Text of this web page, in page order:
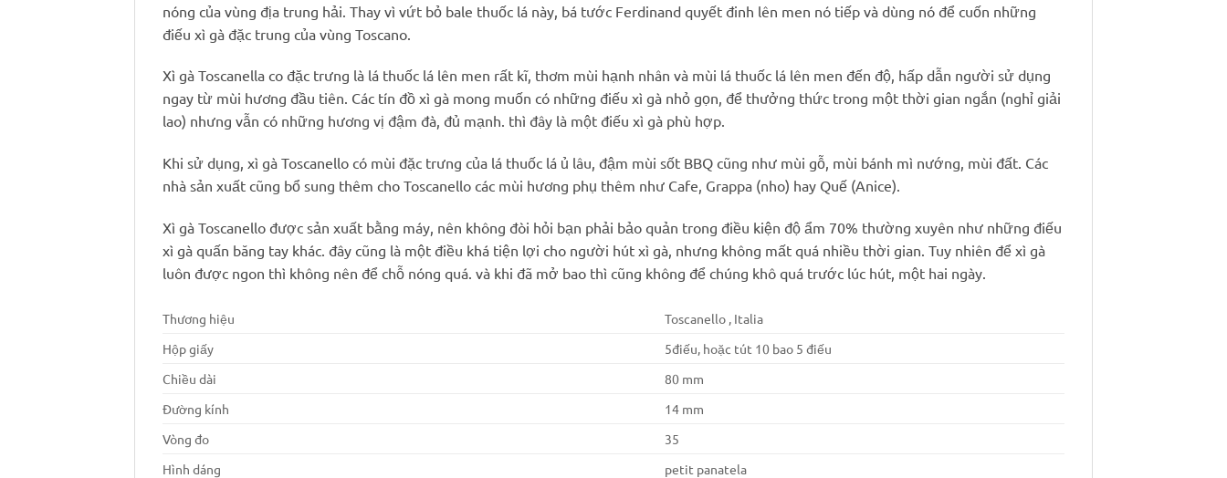
nóng của vùng địa trung hải. Thay vì vứt bỏ bale thuốc lá này, bá tước Ferdinand quyết đinh lên men nó tiếp và dùng nó để cuốn những
điếu xì gà đặc trung của vùng Toscano.
Xì gà Toscanella co đặc trưng là lá thuốc lá lên men rất kĩ, thơm mùi hạnh nhân và mùi lá thuốc lá lên men đến độ, hấp dẫn người sử dụng
ngay từ mùi hương đầu tiên. Các tín đồ xì gà mong muốn có những điếu xì gà nhỏ gọn, để thưởng thức trong một thời gian ngắn (nghỉ giải
lao) nhưng vẫn có những hương vị đậm đà, đủ mạnh. thì đây là một điếu xì gà phù hợp.
Khi sử dụng, xì gà Toscanello có mùi đặc trưng của lá thuốc lá ủ lâu, đậm mùi sốt BBQ cũng như mùi gỗ, mùi bánh mì nướng, mùi đất. Các
nhà sản xuất cũng bổ sung thêm cho Toscanello các mùi hương phụ thêm như Cafe, Grappa (nho) hay Quế (Anice).
Xì gà Toscanello được sản xuất bằng máy, nên không đòi hỏi bạn phải bảo quản trong điều kiện độ ẩm 70% thường xuyên như những điếu
xì gà quấn băng tay khác. đây cũng là một điều khá tiện lợi cho người hút xì gà, nhưng không mất quá nhiều thời gian. Tuy nhiên để xì gà
luôn được ngon thì không nên để chỗ nóng quá. và khi đã mở bao thì cũng không để chúng khô quá trước lúc hút, một hai ngày.
Thương hiệu
Toscanello , Italia
Hộp giấy
5điếu, hoặc tút 10 bao 5 điếu
Chiều dài
80 mm
Đường kính
14 mm
Vòng đo
35
Hình dáng
petit panatela